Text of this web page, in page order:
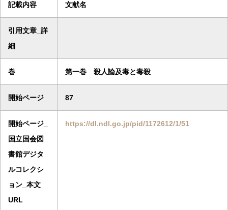
記載内容 文献名
引用文章_詳
細
巻 第一巻 殺人論及毒と毒殺
開始ページ 87
開始ページ_
国立国会図
書館デジタ
ルコレクシ
ョン_本文
URL
https://dl.ndl.go.jp/pid/1172612/1/51